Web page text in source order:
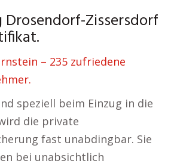
Drosendorf-Zissersdorf
– 235 zufriedene
speziell beim Einzug in die
die private
fast unabdingbar. Sie
bei unabsichtlich